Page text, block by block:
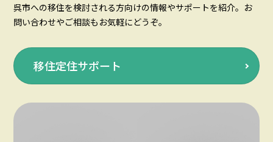
呉市への移住を検討される方向けの情報やサポートを紹介。お
問い合わせやご相談もお気軽にどうぞ。
移住定住サポート